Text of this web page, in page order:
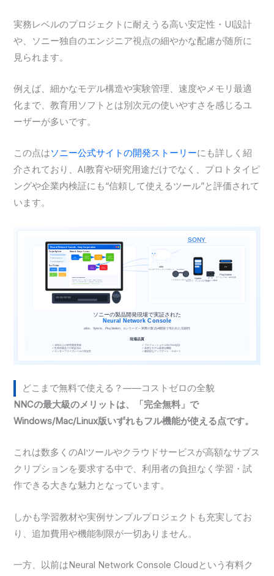
実務レベルのプロジェクトに耐えうる高い安定性・UI設計
や、ソニー独自のエンジニア視点の細やかな配慮が随所に
見られます。
例えば、細かなモデル構造や実験管理、速度やメモリ最適
化まで、教育用ソフトとは別次元の使いやすさを感じるユ
ーザーが多いです。
この点はソニー公式サイトの開発ストーリーにも詳しく紹
介されており、AI教育や研究用途だけでなく、プロトタイピ
ングや企業内検証にも“信頼して使えるツール”と評価されて
います。
どこまで無料で使える？——コストゼロの全貌
NNCの最大級のメリットは、「完全無料」で
Windows/Mac/Linux版いずれもフル機能が使える点です。
これは数多くのAIツールやクラウドサービスが高額なサブス
クリプションを要求する中で、利用者の負担なく学習・試
作できる大きな魅力となっています。
しかも学習教材や実例サンプルプロジェクトも充実してお
り、追加費用や機能制限が一切ありません。
一方、以前はNeural Network Console Cloudという有料ク